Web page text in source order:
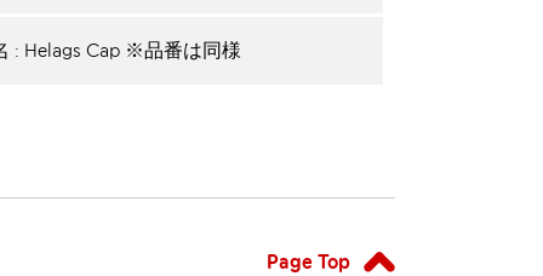
: Helags Cap ※品番は同様
Page Top